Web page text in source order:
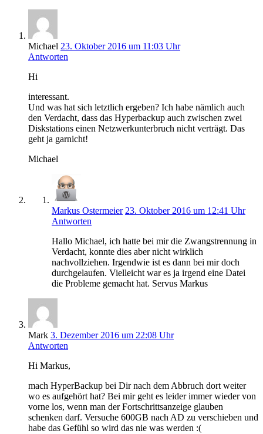
Michael 23. Oktober 2016 um 11:03 Uhr
Antworten
Hi
interessant.
Und was hat sich letztlich ergeben? Ich habe nämlich auch
den Verdacht, dass das Hyperbackup auch zwischen zwei
Diskstations einen Netzwerkunterbruch nicht verträgt. Das
geht ja garnicht!
Michael
Markus Ostermeier 23. Oktober 2016 um 12:41 Uhr
Antworten
Hallo Michael, ich hatte bei mir die Zwangstrennung in
Verdacht, konnte dies aber nicht wirklich
nachvollziehen. Irgendwie ist es dann bei mir doch
durchgelaufen. Vielleicht war es ja irgend eine Datei
die Probleme gemacht hat. Servus Markus
Mark 3. Dezember 2016 um 22:08 Uhr
Antworten
Hi Markus,
mach HyperBackup bei Dir nach dem Abbruch dort weiter
wo es aufgehört hat? Bei mir geht es leider immer wieder von
vorne los, wenn man der Fortschrittsanzeige glauben
schenken darf. Versuche 600GB nach AD zu verschieben und
habe das Gefühl so wird das nie was werden :(